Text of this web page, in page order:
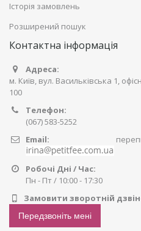
Історія замовлень
Розширений пошук
Контактна інформація
Адреса:
м. Київ, вул. Васильківська 1,
100
Телефон:
(067) 583-5252
Email:
Робочі Дні / Час:
Пн - Пт / 10:00 - 17:30
Замовити зворотній
Передзвоніть мені